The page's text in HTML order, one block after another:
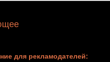
для рекламодателей: